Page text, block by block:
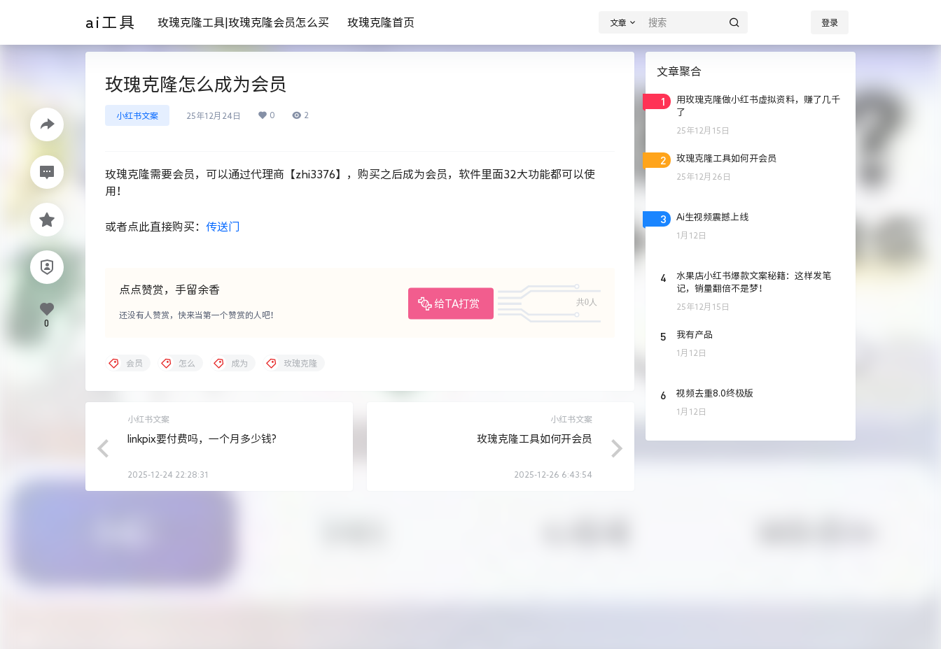
ai工具 玫瑰克隆工具|玫瑰克隆会员怎么买 玫瑰克隆首页 文章 登录
玫瑰克隆怎么成为会员
小红书文案 25年12月24日 0 2
玫瑰克隆需要会员，可以通过代理商【zhi3376】，购买之后成为会员，软件里面32大功能都可以使
用！
或者点此直接购买： 传送门
点点赞赏，手留余香
给TA打赏 共0人
还没有人赞赏，快来当第一个赞赏的人吧！
0
会员 怎么 成为 玫瑰克隆
小红书文案
linkpix要付费吗，一个月多少钱?
2025-12-24 22:28:31
小红书文案
玫瑰克隆工具如何开会员
2025-12-26 6:43:54
文章聚合
1
用玫瑰克隆做小红书虚拟资料，赚了几千
了
25年12月15日
2 玫瑰克隆工具如何开会员
25年12月26日
3 Ai生视频震撼上线
1月12日
4
水果店小红书爆款文案秘籍：这样发笔
记，销量翻倍不是梦！
25年12月15日
5 我有产品
1月12日
6 视频去重8.0终极版
1月12日